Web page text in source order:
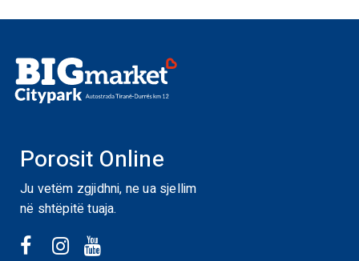
Porosit Online
Ju vetëm zgjidhni, ne ua sjellim
në shtëpitë tuaja.